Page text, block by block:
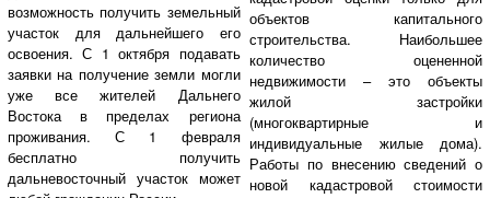
возможность получить земельный
участок для дальнейшего его
освоения. С 1 октября подавать
заявки на получение земли могли
уже все жителей Дальнего
Востока в пределах региона
проживания. С 1 февраля
бесплатно получить
дальневосточный участок может
объектов капитального
строительства. Наибольшее
количество оцененной
недвижимости – это объекты
жилой застройки
(многоквартирные и
индивидуальные жилые дома).
Работы по внесению сведений о
новой кадастровой стоимости